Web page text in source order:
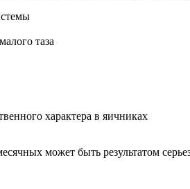
таза
характера в яичниках
может быть результатом